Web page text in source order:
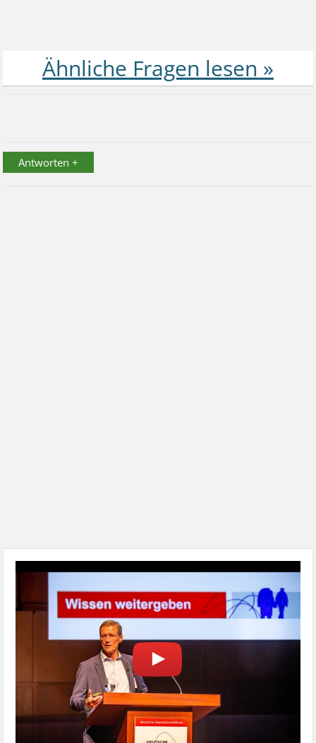
Antworten +